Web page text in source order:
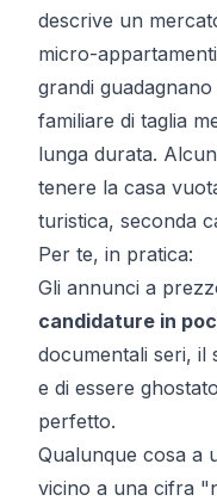
descrive un
micro-
grandi
familiare di taglia
lunga durata.
tenere la casa
turistica, seconda
Per te, in pratica:
Gli annunci a
candidature in
documentali seri, il
e di essere
perfetto.
Qualunque cosa a
vicino a una cifra